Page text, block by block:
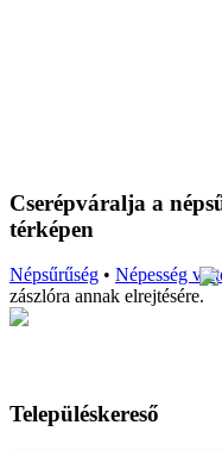
Cserépváralja a
térképen
Népsűrűség • Népesség
zászlóra annak elrejtésére.
Településkereső